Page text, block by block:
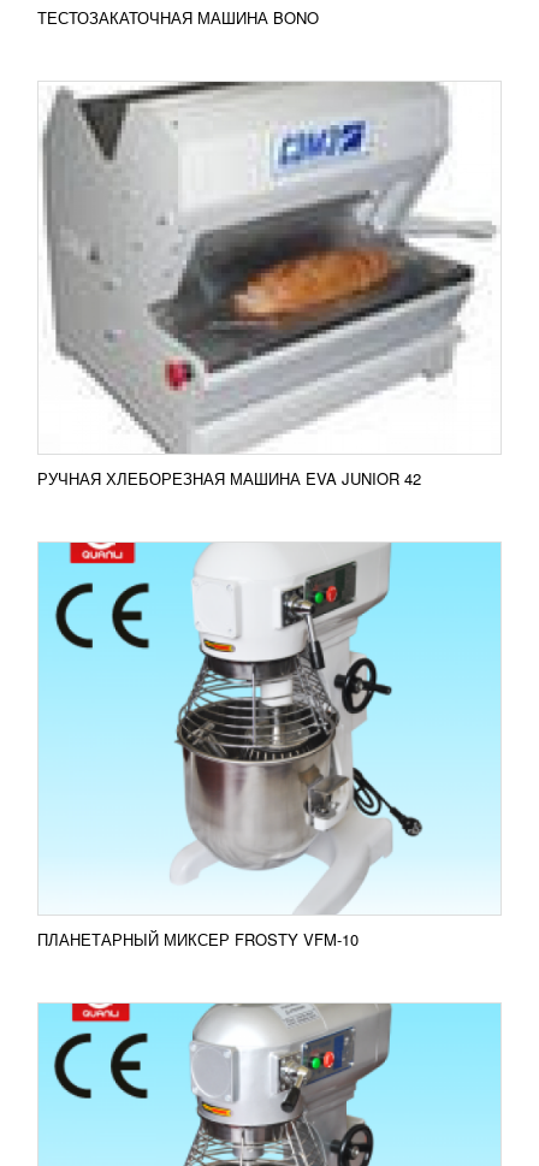
ТЕСТОЗАКАТОЧНАЯ МАШИНА BONO
РУЧНАЯ ХЛЕБОРЕЗНАЯ МАШИНА EVA JUNIOR 42
ПЛАНЕТАРНЫЙ МИКСЕР FROSTY VFM-10
15 330 RUB
Миксер FROSTY VFM-10 используется для замеса
жидкого теста, приготовления кондитерских
кремов, перемешивания фарша, приготовления
соусов и майонезов...
ПОДРОБНЕЕ
Добавить в сравнение
ПЛАНЕТАРНЫЙ МИКСЕР FROSTY VFM-10
ПЛАНЕТАРНЫЙ МИКСЕР FROSTY VFM-15
RUB
Миксер FROSTY VFM-15 используется для замеса
жидкого теста, приготовления кондитерских
кремов, перемешивания фарша, приготовления
соусов и майонезов...
ПОДРОБНЕЕ
Добавить в сравнение
ПОДНОСНОЙ КОНВЕЙЕР ДЛЯ КИШОК И